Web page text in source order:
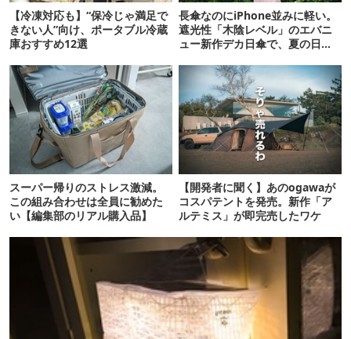
【冷凍対応も】“保冷じゃ満足で
きない人”向け、ポータブル冷蔵
庫おすすめ12選
長傘なのにiPhone並みに軽い。
遮光性「木陰レベル」のエバニ
ュー新作デカ日傘で、夏の日焼
スーパー帰りのストレス激減。
この組み合わせは全員に勧めた
い【編集部のリアル購入品】
【開発者に聞く】あのogawaが
コスパテントを発売。新作「ア
ルテミス」が即完売したワケ